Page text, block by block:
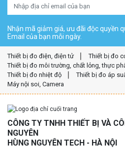
Nhận mã giảm giá, ưu đãi độc quyền
Email của bạn mỗi ngày.
Thiết bị đo điện, điện tử
Thiết bị đo
Thiết bị đo môi trường, chất lỏng, thực
Thiết bị đo nhiệt độ
Thiết bị đo áp
Máy nội soi, Camera
CÔNG TY TNHH THIẾT BỊ VÀ
NGUYÊN
HÙNG NGUYÊN TECH - HÀ NỘI